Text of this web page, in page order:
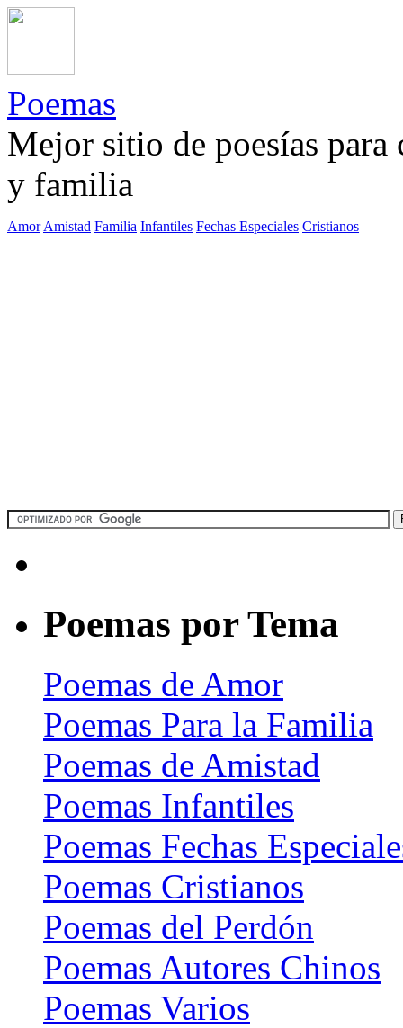
Poemas
Mejor sitio de poesías
y familia
Amor Amistad Familia Infantiles Fechas Especiales Cristianos
Poemas por Tema
Poemas de Amor
Poemas Para la Familia
Poemas de Amistad
Poemas Infantiles
Poemas Fechas
Poemas Cristianos
Poemas del Perdón
Poemas Autores Chinos
Poemas Varios